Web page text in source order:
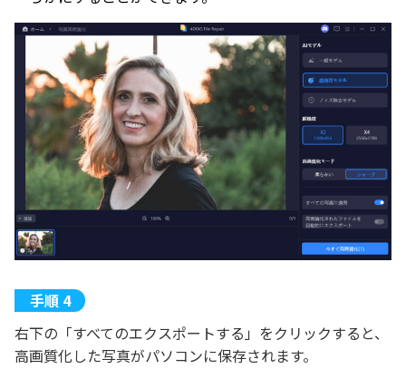
右下の「すべてのエクスポートする」をクリックすると、
高画質化した写真がパソコンに保存されます。